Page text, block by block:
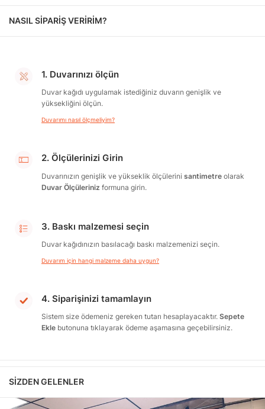
NASIL SİPARİŞ VERİRİM?
1. Duvarınızı ölçün
Duvar kağıdı uygulamak istediğiniz duvarın genişlik ve
yüksekliğini ölçün.
Duvarımı nasıl ölçmeliyim?
2. Ölçülerinizi Girin
Duvarınızın genişlik ve yükseklik ölçülerini santimetre olarak
Duvar Ölçüleriniz formuna girin.
3. Baskı malzemesi seçin
Duvar kağıdınızın basılacağı baskı malzemenizi seçin.
Duvarım için hangi malzeme daha uygun?
4. Siparişinizi tamamlayın
Sistem size ödemeniz gereken tutarı hesaplayacaktır. Sepete
Ekle butonuna tıklayarak ödeme aşamasına geçebilirsiniz.
SIZDEN GELENLER